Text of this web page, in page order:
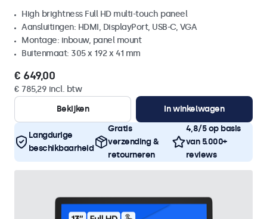
High brightness Full HD multi-touch paneel
Aansluitingen: HDMI, DisplayPort, USB-C, VGA
Montage: inbouw, panel mount
Buitenmaat: 305 x 192 x 41 mm
€ 649,00
€ 785,29 incl. btw
Bekijken
In winkelwagen
Langdurige
beschikbaarheid
Gratis
verzending &
retourneren
4,8/5 op basis
van 5.000+
reviews